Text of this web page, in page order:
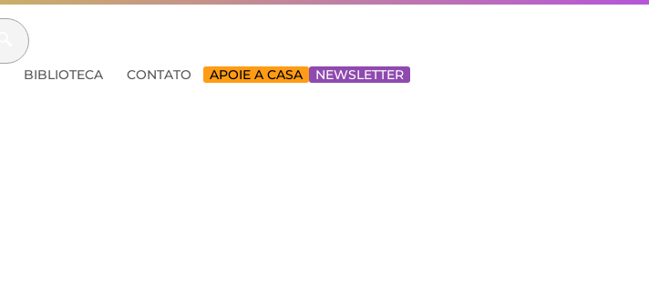
BIBLIOTECA CONTATO APOIE A CASA NEWSLETTER